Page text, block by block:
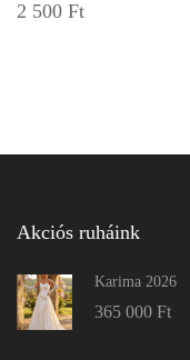
2 500 Ft
Akciós ruháink
Karima 2026
365 000 Ft